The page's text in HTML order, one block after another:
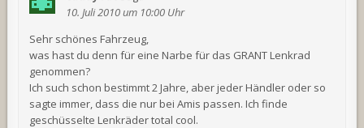
10. Juli 2010 um 10:00 Uhr
Sehr schönes Fahrzeug,
was hast du denn für eine Narbe für das GRANT Lenkrad
genommen?
Ich such schon bestimmt 2 Jahre, aber jeder Händler oder so
sagte immer, dass die nur bei Amis passen. Ich finde
geschüsselte Lenkräder total cool.